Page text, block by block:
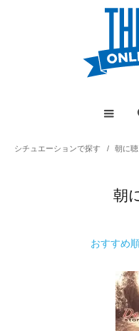
シチュエーションで探す / 朝に
朝
おすすめ